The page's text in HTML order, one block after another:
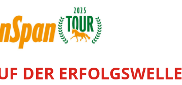
DER ERFOLGSWELLE